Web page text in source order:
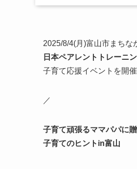
2025/8/4(月)富山市まちな
日本ペアレントトレーニ
子育て応援イベントを開催
／
子育て頑張るママパパに
子育てのヒントin富山